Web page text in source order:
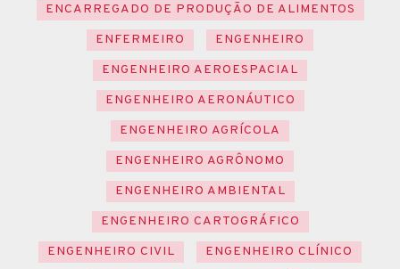
ENCARREGADO DE PRODUÇÃO DE ALIMENTOS
ENFERMEIRO
ENGENHEIRO
ENGENHEIRO AEROESPACIAL
ENGENHEIRO AERONÁUTICO
ENGENHEIRO AGRÍCOLA
ENGENHEIRO AGRÔNOMO
ENGENHEIRO AMBIENTAL
ENGENHEIRO CARTOGRÁFICO
ENGENHEIRO CIVIL
ENGENHEIRO CLÍNICO